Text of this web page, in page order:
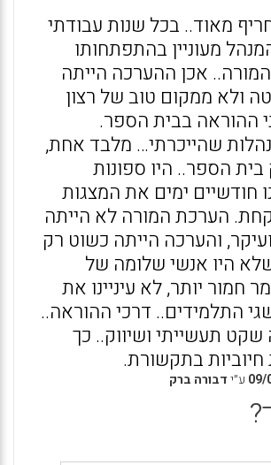
מאוד.. בכל שנות עבודתי
מעוניין בהתפתחותו
אכן ההערכה הייתה
ולא ממקום טוב של רצון
ההוראה בבית הספר.
שהייכרתי… מלבד אחת,
בית הספר.. היו ספונות
חודשיים ימים את המצגות
הערכת המורה לא הייתה
והערכה הייתה כשוט רק
היו אנשי שלומה של
חמור יותר, לא עיניינו את
התלמידים.. דרכי ההוראה..
שקט תעשייתי ושיווק.. כך
חיוביות בתקשורת.
09/ ע״ידבורה ברק